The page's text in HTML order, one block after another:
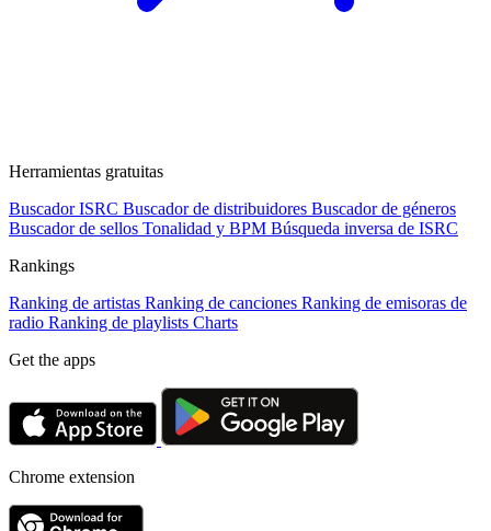
Herramientas gratuitas
Buscador ISRC Buscador de distribuidores Buscador de géneros
Buscador de sellos Tonalidad y BPM Búsqueda inversa de ISRC
Rankings
Ranking de artistas Ranking de canciones Ranking de emisoras de
radio Ranking de playlists Charts
Get the apps
Chrome extension